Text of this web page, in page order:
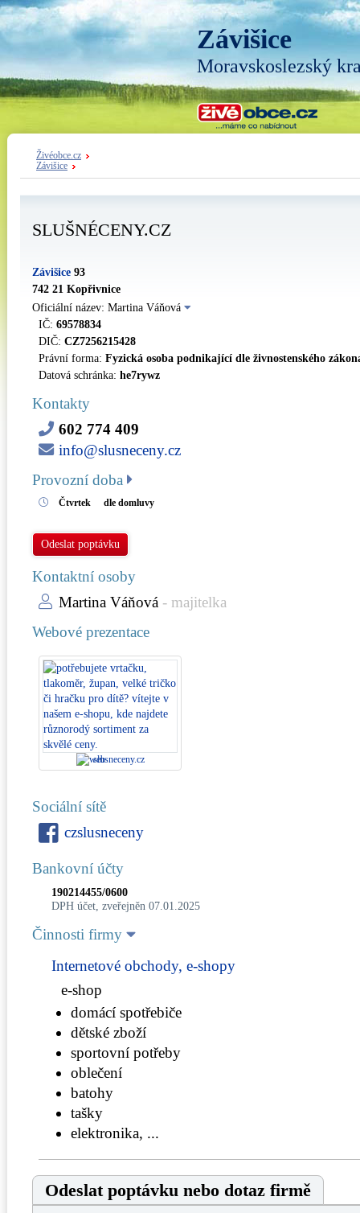
Závišice
Moravskoslezský
Živéobce.cz
Závišice
SLUŠNÉCENY.CZ
Závišice 93
742 21 Kopřivnice
Oficiální název: Martina Váňová
IČ: 69578834
DIČ: CZ7256215428
Právní forma: Fyzická osoba podnikající dle živnostenského
Datová schránka: he7rywz
Kontakty
602 774 409
info@slusneceny.cz
Provozní doba
Čtvrtek dle domluvy
Odeslat poptávku
Kontaktní osoby
Martina Váňová - majitelka
Webové prezentace
slusneceny.cz
Sociální sítě
czslusneceny
Bankovní účty
190214455/0600
DPH účet, zveřejněn 07.01.2025
Činnosti firmy
Internetové obchody, e-shopy
e-shop
domácí spotřebiče
dětské zboží
sportovní potřeby
oblečení
batohy
tašky
elektronika, ...
Odeslat poptávku nebo dotaz firmě